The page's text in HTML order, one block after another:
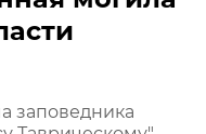
заповедника